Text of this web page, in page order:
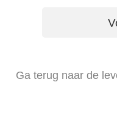
Ga terug naar de